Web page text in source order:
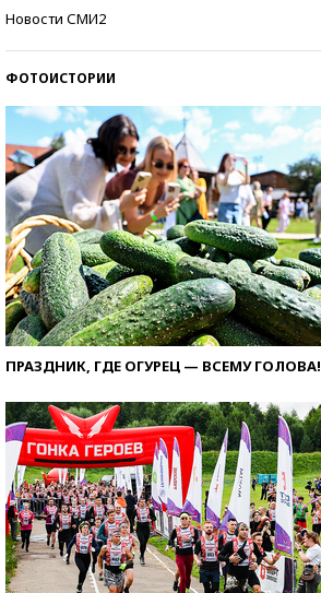
Новости СМИ2
ФОТОИСТОРИИ
ПРАЗДНИК, ГДЕ ОГУРЕЦ — ВСЕМУ ГОЛОВА!